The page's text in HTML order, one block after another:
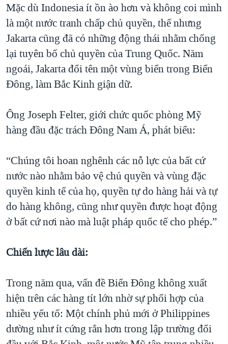
Mặc dù Indonesia ít ồn ào hơn và không coi mình
là một nước tranh chấp chủ quyền, thế nhưng
Jakarta cũng đã có những động thái nhằm chống
lại tuyên bố chủ quyền của Trung Quốc. Năm
ngoái, Jakarta đổi tên một vùng biển trong Biển
Đông, làm Bắc Kinh giận dữ.
Ông Joseph Felter, giới chức quốc phòng Mỹ
hàng đầu đặc trách Đông Nam Á, phát biểu:
“Chúng tôi hoan nghênh các nỗ lực của bất cứ
nước nào nhằm bảo vệ chủ quyền và vùng đặc
quyền kinh tế của họ, quyền tự do hàng hải và tự
do hàng không, cũng như quyền được hoạt động
ở bất cứ nơi nào mà luật pháp quốc tế cho phép.”
Chiến lược lâu dài:
Trong năm qua, vấn đề Biển Đông không xuất
hiện trên các hàng tít lớn nhờ sự phối hợp của
nhiều yếu tố: Một chính phủ mới ở Philippines
dường như ít cứng rắn hơn trong lập trường đối